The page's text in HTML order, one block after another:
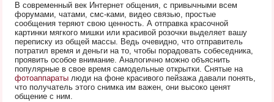
В современный век Интернет общения, с привычными всем
форумами, чатами, смс-ками, видео связью, простые
сообщения теряют свою ценность. А отправка красочной
картинки мягкого мишки или красивой розочки выделяет вашу
переписку из общей массы. Ведь очевидно, что отправитель
потратил время и деньги на то, чтобы порадовать собеседника,
проявить особое внимание. Аналогично можно объяснить
популярные в свое время самодельные открытки. Снятые на
фотоаппараты люди на фоне красивого пейзажа давали понять,
что получатель этого снимка им важен, они высоко ценят
общение с ним.